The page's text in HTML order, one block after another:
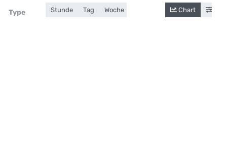
Zoom Stunde Tag Woche Jahr Gesamt
Type Chart